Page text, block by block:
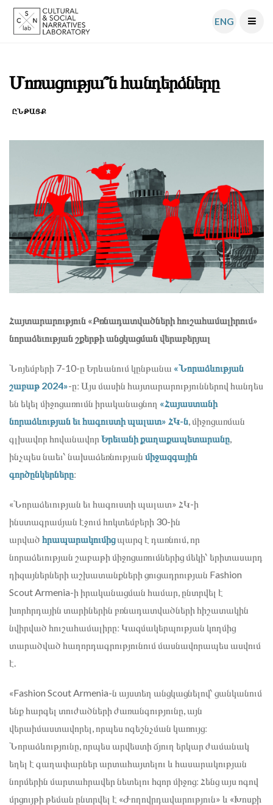
ENG
Մոռացությա՞ն հանդերձները
ԸՆԹԱՑՔ
Հայտարարություն «Բռնադատվածների հուշահամալիրում»
նորաձեւության շքերթի անցկացման վերաբերյալ
Նոյեմբերի 7-10-ը Երևանում կընթանա «Նորաձևության
շաբաթ 2024»-ը։ Այս մասին հայտարարություններով հանդես
են եկել միջոցառումն իրականացնող «Հայաստանի
նորաձևության եւ հագուստի պալատ» ՀԿ-ն , միջոցառման
գլխավոր հովանավոր Երեւանի քաղաքապետարանը
ինչպես նաեւ՝ նախաձեռնության միջազգային
գործընկերները։
«Նորաձեւության եւ հագուստի պալատ» ՀԿ-ի
ինստագրամյան էջում հոկտեմբերի 30-ին
արվածհրապարակումիցպարզ է դառնում, որ
նորաձեւության շաբաթի միջոցառումներից մեկի՝ երիտասարդ
դիզայներների աշխատանքների ցուցադրության Fashion
Scout Armenia-ի իրականացման համար, ընտրվել է
խորհրդային տարիներին բռնադատվածների հիշատակին
նվիրված հուշահամալիրը։ Կազմակերպության կողմից
տարածված հաղորդագրությունում մասնավորապես ասվում
է.
«Fashion Scout Armenia-ն այստեղ անցկացնելով՝ ցանկանում
ենք հարգել տուժածների ժառանգությունը, այն
վերաիմաստավորել, որպես ոգեշնչման կառույց։
Նորաձևությունը, որպես արվեստի ճյուղ երկար ժամանակ
եղել է գաղափարներ արտահայտելու և հասարակության
նորմերին մարտահրավեր նետելու հզոր միջոց։ Հենց այս ոգով
մրցույթի թեման ընտրվել է «Ժողովրդավարություն» և «Խոսքի